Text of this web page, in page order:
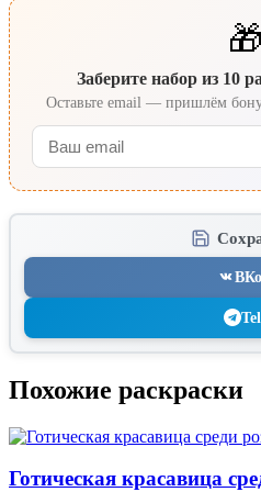
🎁
Заберите набор из 10
Оставьте email — пришлём
Похожие раскраски
Готическая красавица